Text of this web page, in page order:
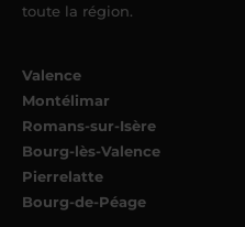
toute la région.
Valence
Montélimar
Romans-sur-Isère
Bourg-lès-Valence
Pierrelatte
Bourg-de-Péage